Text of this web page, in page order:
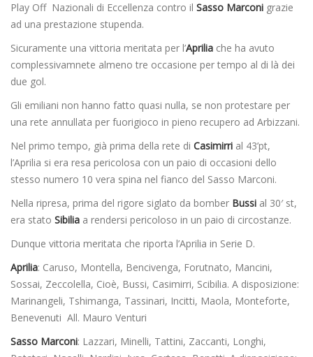
Play Off Nazionali di Eccellenza contro il Sasso Marconi grazie
ad una prestazione stupenda.
Sicuramente una vittoria meritata per l’Aprilia che ha avuto
complessivamnete almeno tre occasione per tempo al di là dei
due gol.
Gli emiliani non hanno fatto quasi nulla, se non protestare per
una rete annullata per fuorigioco in pieno recupero ad Arbizzani.
Nel primo tempo, già prima della rete di Casimirri al 43’pt,
l’Aprilia si era resa pericolosa con un paio di occasioni dello
stesso numero 10 vera spina nel fianco del Sasso Marconi.
Nella ripresa, prima del rigore siglato da bomber Bussi al 30′ st,
era stato Sibilia a rendersi pericoloso in un paio di circostanze.
Dunque vittoria meritata che riporta l’Aprilia in Serie D.
Aprilia: Caruso, Montella, Bencivenga, Forutnato, Mancini,
Sossai, Zeccolella, Cioè, Bussi, Casimirri, Scibilia. A disposizione:
Marinangeli, Tshimanga, Tassinari, Incitti, Maola, Monteforte,
Benevenuti All. Mauro Venturi
Sasso Marconi: Lazzari, Minelli, Tattini, Zaccanti, Longhi,